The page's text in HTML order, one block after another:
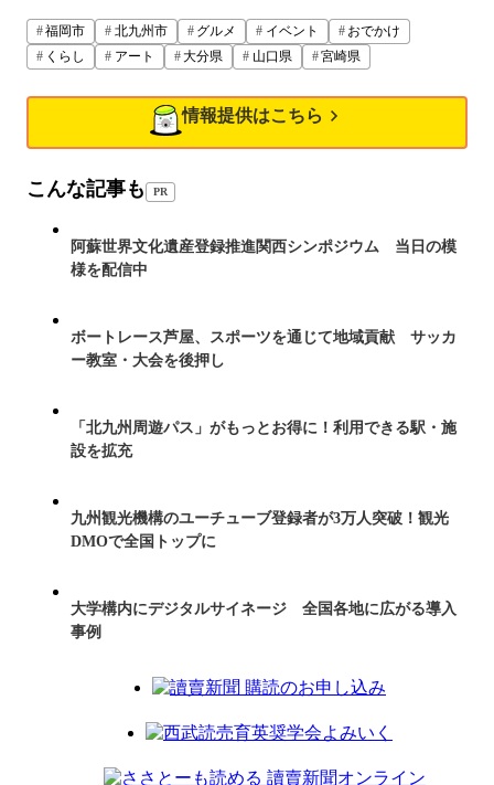
福岡市 北九州市 グルメ イベント
おでかけ
くらし
アート 大分県 山口県 宮崎県
情報提供はこちら
こんな記事も PR
阿蘇世界文化遺産登録推進関西シンポジウム 当日の模
様を配信中
ボートレース芦屋、スポーツを通じて地域貢献 サッカ
ー教室・大会を後押し
「北九州周遊パス」がもっとお得に！利用できる駅・施
設を拡充
九州観光機構のユーチューブ登録者が3万人突破！観光
DMOで全国トップに
大学構内にデジタルサイネージ 全国各地に広がる導入
事例